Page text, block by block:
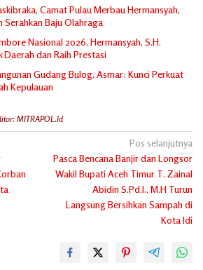
Camat Pulau Merbau Hermansyah,
Serahkan Baju Olahraga
Nasional 2026, Hermansyah, S.H.
Daerah dan Raih Prestasi
Gudang Bulog, Asmar: Kunci Perkuat
Kepulauan
MITRAPOL.id
Pos selanjutnya
Pasca Bencana Banjir dan Longsor
Wakil Bupati Aceh Timur T. Zainal
Abidin S.Pd.I., M.H Turun
Langsung Bersihkan Sampah di
Kota Idi